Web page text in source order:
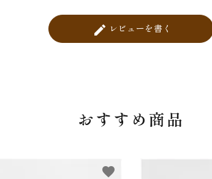
create レビューを書く
おすすめ商品
favorite